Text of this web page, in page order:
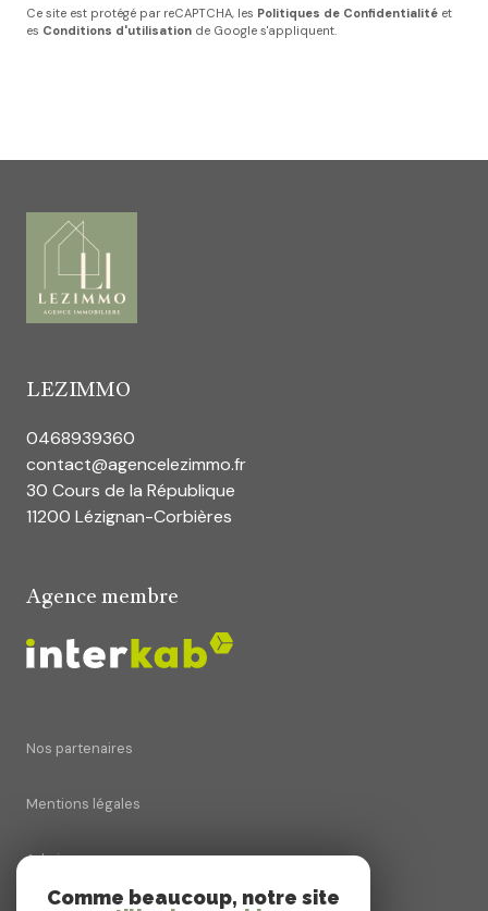
Ce site est protégé par reCAPTCHA, les Politiques de Confidentialité et
es Conditions d'utilisation de Google s'appliquent.
LEZIMMO
0468939360
contact@agencelezimmo.fr
30 Cours de la République
11200 Lézignan-Corbières
Agence membre
Nos partenaires
Mentions légales
Admin
Comme beaucoup, notre site